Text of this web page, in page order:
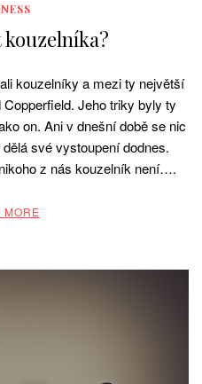
kouzelníky a mezi ty největší
Jeho triky byly ty
on. Ani v dnešní době se nic
své vystoupení dodnes.
z nás kouzelník není….
MORE